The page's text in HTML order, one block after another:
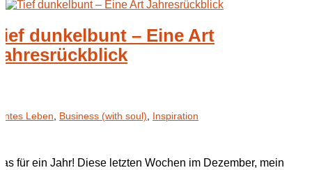
dunkelbunt – Eine Art
Leben, Business (with soul), Inspiration
für ein Jahr! Diese letzten Wochen im Dezember, mein